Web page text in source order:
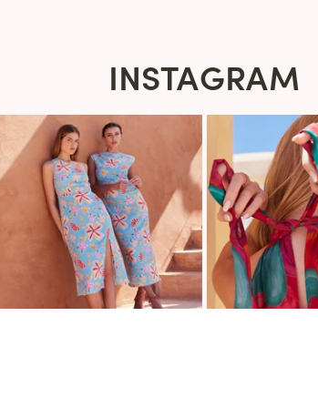
INSTAGRAM
de confidentialité, en garantissant la